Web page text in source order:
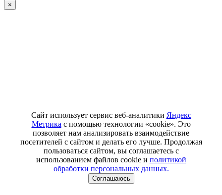
×
Сайт использует сервис веб-аналитики Яндекс
Метрика с помощью технологии «cookie». Это
позволяет нам анализировать взаимодействие
посетителей с сайтом и делать его лучше. Продолжая
пользоваться сайтом, вы соглашаетесь с
использованием файлов cookie и политикой
обработки персональных данных.
Соглашаюсь